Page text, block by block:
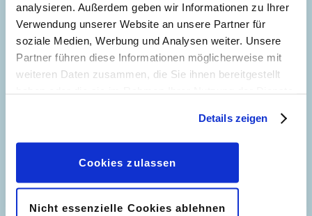
analysieren. Außerdem geben wir Informationen zu Ihrer
Verwendung unserer Website an unsere Partner für
soziale Medien, Werbung und Analysen weiter. Unsere
Partner führen diese Informationen möglicherweise mit
weiteren Daten zusammen, die Sie ihnen bereitgestellt
geben, können Sie diese jederzeit in der
Datenschutzerklärungwieder widerrufen.
Details zeigen
Cookies zulassen
Nicht essenzielle Cookies ablehnen
Riskanter Einsatz LTB Crime 13